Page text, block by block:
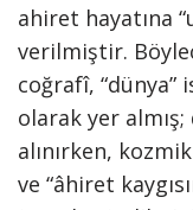
ahiret hayatına
verilmiştir.
coğrafî,
olarak yer
alınırken,
ve “âhiret